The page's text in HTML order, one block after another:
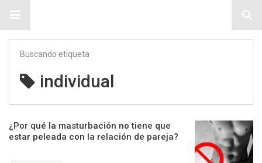
Buscando etiqueta
individual
¿Por qué la masturbación no tiene que
estar peleada con la relación de pareja?